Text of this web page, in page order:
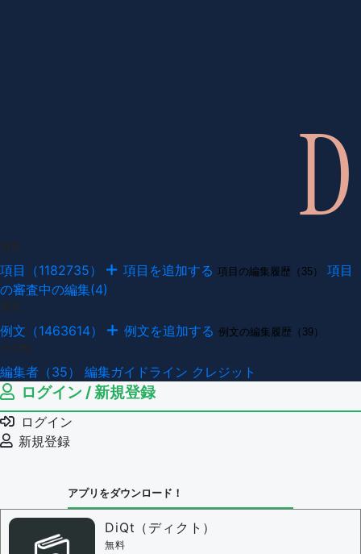
項目（1182735） 項目を追加する 項目の編集履歴（35）
項目
の審査中の編集(4)
例文（1463614） 例文を追加する 例文の編集履歴（39）
編集者（35） 編集ガイドライン クレジット
ログイン / 新規登録
ログイン
新規登録
アプリをダウンロード！
DiQt（ディクト）
無料